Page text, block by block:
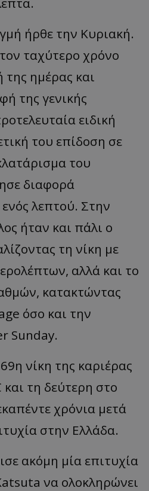
ήρθε την Κυριακή.
ταχύτερο χρόνο
ημέρας και
της γενικής
ειδική
του επίδοση σε
του
διαφορά
λεπτού. Στην
ήταν και πάλι ο
τη νίκη με
αλλά και το
κατακτώντας
όσο και την
Sunday.
νίκη της καριέρας
τη δεύτερη στο
χρόνια μετά
στην Ελλάδα.
ακόμη μία επιτυχία
να ολοκληρώνει